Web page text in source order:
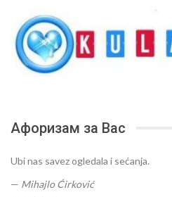
Афоризам за Вас
Ubi nas savez ogledala i sećanja.
— Mihajlo Ćirković